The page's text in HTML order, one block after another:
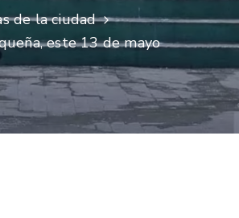
de la ciudad
este 13 de mayo